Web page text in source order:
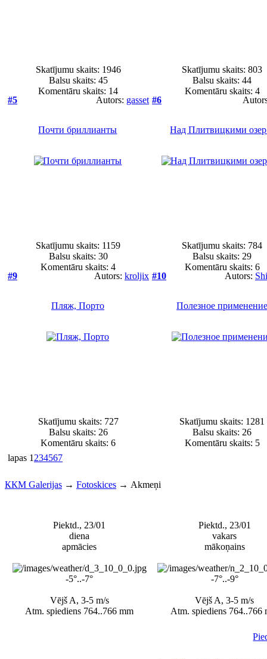
Skatījumu skaits: 1946
Balsu skaits: 45
Komentāru skaits: 14
Skatījumu skaits: 803
Balsu skaits:44
Komentāru skaits: 4
#5
Autors: gasset
Почти бриллианты
Skatījumu skaits: 1159
Balsu skaits: 30
Komentāru skaits: 4
#6
Над Плитвицкими
Skatījumu skaits: 784
Balsu skaits: 29
Komentāru skaits: 6
#9
Autors: kroljix
Пляж, Порто
Skatījumu skaits: 727
Balsu skaits: 26
Komentāru skaits: 6
#10 Autors:
Полезное применение
Skatījumu skaits: 1281
Balsu skaits: 26
Komentāru skaits: 5
lapas 1 234567
ККМ Galerijas → Fotoskices → Akmeņi
Piektd., 23/01
diena
apmācies
-5°..-7°
Vējš A, 3-5 m/s
Atm. spiediens 764..766 mm
Piektd., 23/01
vakars
mākoņains
-7°..-9°
Vējš A, 3-5 m/s
Atm. spiediens 764..766